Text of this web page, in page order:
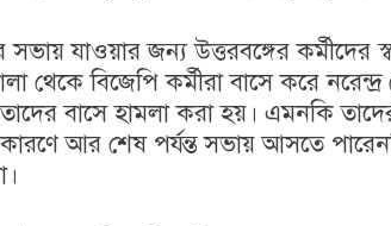
যাওয়ার জন্য উত্তরবঙ্গের কর্মীদের
থেকে বিজেপি কর্মীরা বাসে করে
বাসে হামলা করা হয়। এমনকি
আর শেষ পর্যন্ত সভায় আসতে